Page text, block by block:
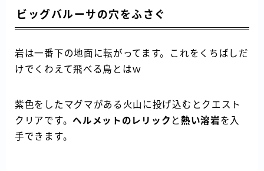
ビッグバルーサの穴をふさぐ
岩は一番下の地面に転がってます。これをくちばしだ
けでくわえて飛べる鳥とはｗ
紫色をしたマグマがある火山に投げ込むとクエスト
クリアです。ヘルメットのレリック と 熱い溶岩を入
手できます。